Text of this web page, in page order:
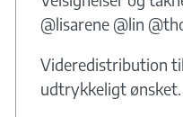
@lisarene @lin
Videredistribution
udtrykkeligt ønsket.